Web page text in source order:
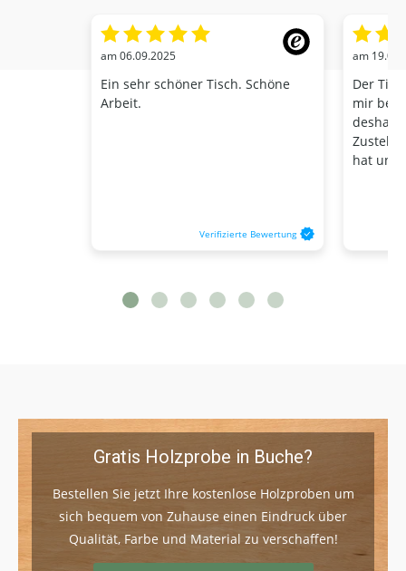
am 06.09.2025
Ein sehr schöner Tisch. Schöne
Arbeit.
Verifizierte Bewertung
am
Der
mir
hat und
Gratis Holzprobe in Buche?
Bestellen Sie jetzt Ihre kostenlose Holzproben um
sich bequem von Zuhause einen Eindruck über
Qualität, Farbe und Material zu verschaffen!